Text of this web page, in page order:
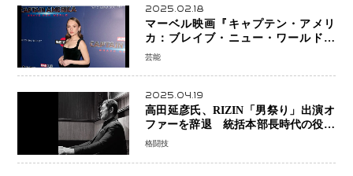
2025.02.18
マーベル映画『キャプテン・アメリ
カ：ブレイブ・ニュー・ワールド』
新ブラック・ウィドウ役のシラ・ハー
芸能
2025.04.19
高田延彦氏、RIZIN「男祭り」出演オ
ファーを辞退 統括本部長時代の役目
「すでに終えています」と明言
格闘技